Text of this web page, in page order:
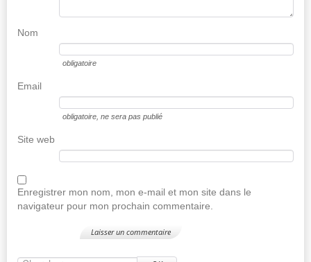
Nom
obligatoire
Email
obligatoire, ne sera pas publié
Site web
Enregistrer mon nom, mon e-mail et mon site dans le
navigateur pour mon prochain commentaire.